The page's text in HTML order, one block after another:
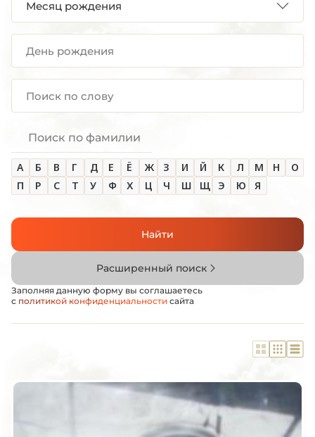
Поиск по фамилии
А Б В Г Д Е Ё Ж З И Й К Л М Н
О
П
Р С Т У Ф Х Ц Ч Ш Щ Э Ю Я
Найти
Расширенный поиск
Заполняя данную форму вы соглашаетесь
с политикой конфиденциальности сайта